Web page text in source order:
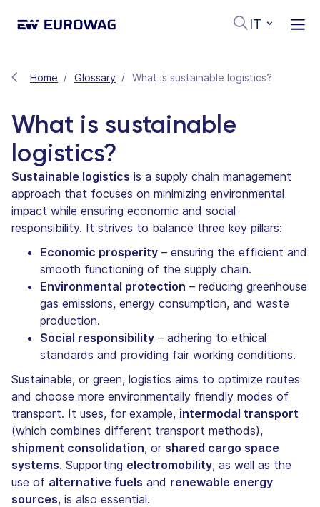
IT
Home Glossary What is sustainable logistics?
What is sustainable
logistics?
Sustainable logistics is a supply chain management
approach that focuses on minimizing environmental
impact while ensuring economic and social
responsibility. It strives to balance three key pillars:
Economic prosperity – ensuring the efficient and
smooth functioning of the supply chain.
Environmental protection – reducing greenhouse
gas emissions, energy consumption, and waste
production.
Social responsibility – adhering to ethical
standards and providing fair working conditions.
Sustainable, or green, logistics aims to optimize routes
and choose more environmentally friendly modes of
transport. It uses, for example, intermodal transport
(which combines different transport methods),
shipment consolidation, or shared cargo space
systems. Supporting electromobility, as well as the
use of alternative fuels and renewable energy
sources, is also essential.